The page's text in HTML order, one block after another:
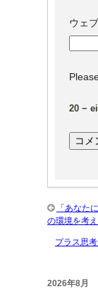
ウェ
20 −
「あなた
の環境を考
プラス思
2026年8月